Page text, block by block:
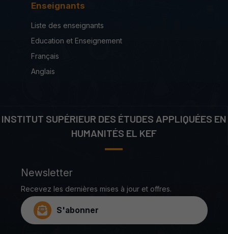
Enseignants
Liste des enseignants
Education et Enseignement
Français
Anglais
INSTITUT SUPÉRIEUR DES ÉTUDES APPLIQUÉES EN
HUMANITÉS EL KEF
Newsletter
Recevez les dernières mises à jour et offres.
S'abonner